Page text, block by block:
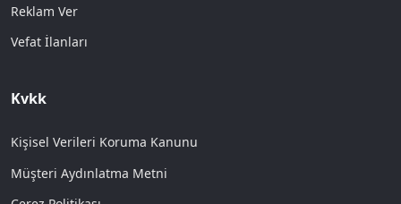
Reklam Ver
Vefat İlanları
Kvkk
Kişisel Verileri Koruma Kanunu
Müşteri Aydınlatma Metni